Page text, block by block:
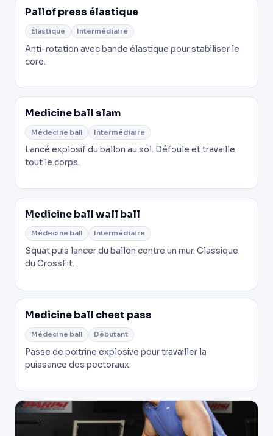
Pallof press élastique
Élastique Intermédiaire
Anti-rotation avec bande élastique pour stabiliser le
core.
Medicine ball slam
Médecine ball Intermédiaire
Lancé explosif du ballon au sol. Défoule et travaille
tout le corps.
Medicine ball wall ball
Médecine ball Intermédiaire
Squat puis lancer du ballon contre un mur. Classique
du CrossFit.
Medicine ball chest pass
Médecine ball Débutant
Passe de poitrine explosive pour travailler la
puissance des pectoraux.